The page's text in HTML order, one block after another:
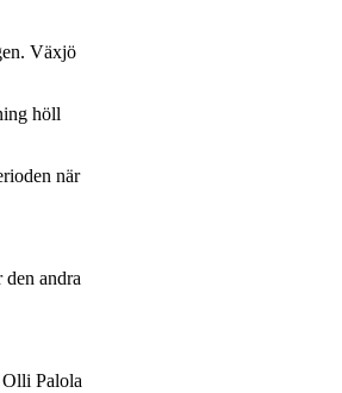
Växjö
höll
när
andra
Palola